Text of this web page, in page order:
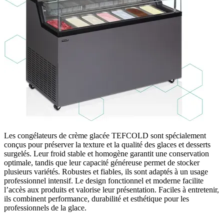
Les congélateurs de crème glacée TEFCOLD sont spécialement
conçus pour préserver la texture et la qualité des glaces et desserts
surgelés. Leur froid stable et homogène garantit une conservation
optimale, tandis que leur capacité généreuse permet de stocker
plusieurs variétés. Robustes et fiables, ils sont adaptés à un usage
professionnel intensif. Le design fonctionnel et moderne facilite
l’accès aux produits et valorise leur présentation. Faciles à entretenir,
ils combinent performance, durabilité et esthétique pour les
professionnels de la glace.